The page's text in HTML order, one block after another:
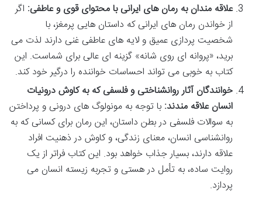
علاقه مندان به رمان های ایرانی با محتوای قوی و عاطفی: اگر
از خواندن رمان های ایرانی که داستان هایی پرمغز، با
شخصیت پردازی عمیق و لایه های عاطفی غنی دارند لذت می
برید، «پروانه ای روی شانه» گزینه ای عالی برای شماست. این
کتاب به خوبی می تواند احساسات خواننده را درگیر خود کند.
خوانندگان آثار روانشناختی و فلسفی که به کاوش درونیات
انسان علاقه مندند: با توجه به مونولوگ های درونی و پرداختن
به سوالات فلسفی در بطن داستان، این رمان برای کسانی که به
روانشناسی انسان، معنای زندگی، و کاوش در ذهنیت افراد
علاقه دارند، بسیار جذاب خواهد بود. این کتاب فراتر از یک
روایت ساده، به تأمل در هستی و تجربه زیسته انسان می
پردازد.